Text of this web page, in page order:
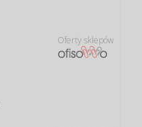
Oferty sklepów